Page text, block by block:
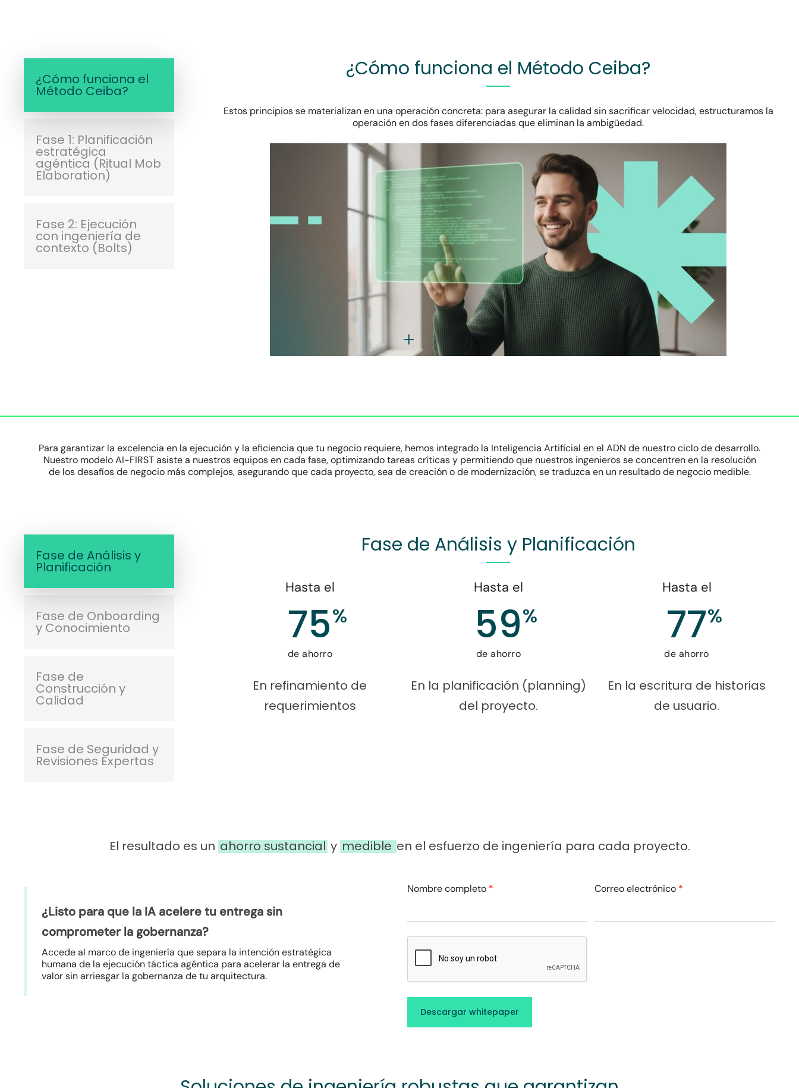
¿Cómo funciona el
Método Ceiba?
Fase 1: Planificación
estratégica
agéntica (Ritual Mob
Elaboration)
Fase 2: Ejecución
con ingeniería de
contexto (Bolts)
¿Cómo funciona el Método Ceiba?
Estos principios se materializan en una operación concreta: para asegurar la calidad sin sacrificar velocidad, estructuramos la
operación en dos fases diferenciadas que eliminan la ambigüedad.
Para garantizar la excelencia en la ejecución y la eficiencia que tu negocio requiere, hemos integrado la Inteligencia Artificial en el ADN de nuestro ciclo de desarrollo.
Nuestro modelo AI-FIRST asiste a nuestros equipos en cada fase, optimizando tareas críticas y permitiendo que nuestros ingenieros se concentren en la resolución
de los desafíos de negocio más complejos, asegurando que cada proyecto, sea de creación o de modernización, se traduzca en un resultado de negocio medible.
Fase de Análisis y
Planificación
Fase de Onboarding
y Conocimiento
Fase de
Construcción y
Calidad
Fase de Seguridad y
Revisiones Expertas
Fase de Análisis y Planificación
Hasta el
75%
de ahorro
En refinamiento de
requerimientos
Hasta el
59%
de ahorro
En la planificación (planning)
del proyecto.
Hasta el
77%
de ahorro
En la escritura de historias
de usuario.
El resultado es un ahorro sustancial y medible en el esfuerzo de ingeniería para cada proyecto.
¿Listo para que la IA acelere tu entrega sin
comprometer la gobernanza?
Accede al marco de ingeniería que separa la intención estratégica
humana de la ejecución táctica agéntica para acelerar la entrega de
valor sin arriesgar la gobernanza de tu arquitectura.
Nombre completo * Correo electrónico *